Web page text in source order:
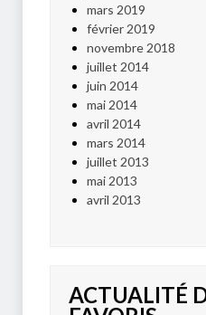
mars 2019
février 2019
novembre 2018
juillet 2014
juin 2014
mai 2014
avril 2014
mars 2014
juillet 2013
mai 2013
avril 2013
ACTUALITÉ